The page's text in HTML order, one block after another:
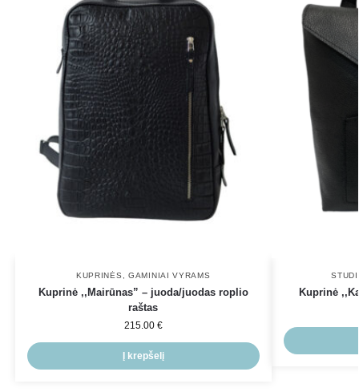
KUPRINĖS GAMINIAI VYRAMS
Kuprinė ,,Mairūnas” – juoda/juodas roplio
raštas
215.00 €
Į krepšelį
Kuprinė